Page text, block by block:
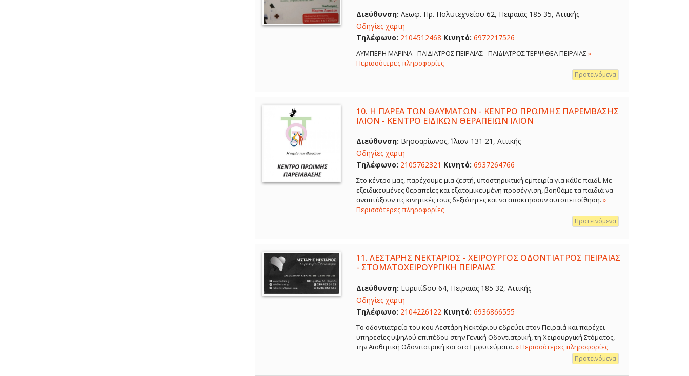
Διεύθυνση: Λεωφ. Ηρ. Πολυτεχνείου 62, Πειραιάς 185 35, Αττικής
Οδηγίες χάρτη
Τηλέφωνο: 2104512468 Κινητό: 6972217526
ΛΥΜΠΕΡΗ ΜΑΡΙΝΑ - ΠΑΙΔΙΑΤΡΟΣ ΠΕΙΡΑΙΑΣ - ΠΑΙΔΙΑΤΡΟΣ ΤΕΡΨΙΘΕΑ ΠΕΙΡΑΙΑΣ»
Περισσότερες πληροφορίες
Προτεινόμενα
10. Η ΠΑΡΕΑ ΤΩΝ ΘΑΥΜΑΤΩΝ - ΚΕΝΤΡΟ ΠΡΩΪΜΗΣ ΠΑΡΕΜΒΑΣΗΣ
ΙΛΙΟΝ - ΚΕΝΤΡΟ ΕΙΔΙΚΩΝ ΘΕΡΑΠΕΙΩΝ ΙΛΙΟΝ
Διεύθυνση: Βησσαρίωνος, Ίλιον 131 21, Αττικής
Οδηγίες χάρτη
Τηλέφωνο: 2105762321 Κινητό: 6937264766
Στο κέντρο μας, παρέχουμε μια ζεστή, υποστηρικτική εμπειρία για κάθε παιδί. Με
εξειδικευμένες θεραπείες και εξατομικευμένη προσέγγιση, βοηθάμε τα παιδιά να
αναπτύξουν τις κινητικές τους δεξιότητες και να αποκτήσουν αυτοπεποίθηση. »
Περισσότερες πληροφορίες
Προτεινόμενα
11. ΛΕΣΤΑΡΗΣ ΝΕΚΤΑΡΙΟΣ - ΧΕΙΡΟΥΡΓΟΣ ΟΔΟΝΤΙΑΤΡΟΣ ΠΕΙΡΑΙΑΣ
- ΣΤΟΜΑΤΟΧΕΙΡΟΥΡΓΙΚΗ ΠΕΙΡΑΙΑΣ
Διεύθυνση: Ευριπίδου 64, Πειραιάς 185 32, Αττικής
Οδηγίες χάρτη
Τηλέφωνο: 2104226122 Κινητό: 6936866555
Το οδοντιατρείο του κου Λεστάρη Νεκτάριου εδρεύει στον Πειραιά και παρέχει
υπηρεσίες υψηλού επιπέδου στην Γενική Οδοντιατρική, τη Χειρουργική Στόματος,
την Αισθητική Οδοντιατρική και στα Εμφυτεύματα. » Περισσότερες πληροφορίες
Προτεινόμενα